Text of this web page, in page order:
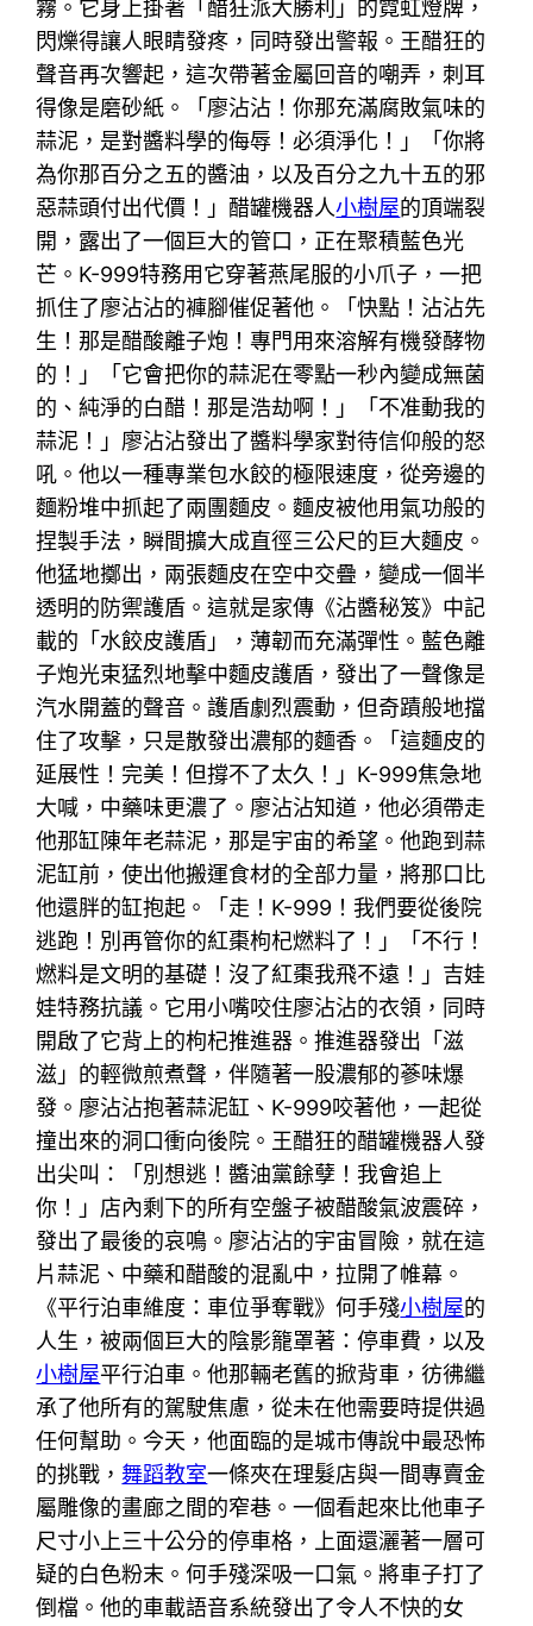
霧。它身上掛著「醋狂派大勝利」的霓虹燈牌，
閃爍得讓人眼睛發疼，同時發出警報。王醋狂的
聲音再次響起，這次帶著金屬回音的嘲弄，刺耳
得像是磨砂紙。「廖沾沾！你那充滿腐敗氣味的
蒜泥，是對醬料學的侮辱！必須淨化！」「你將
為你那百分之五的醬油，以及百分之九十五的邪
惡蒜頭付出代價！」醋罐機器人小樹屋的頂端裂
開，露出了一個巨大的管口，正在聚積藍色光
芒。K-999特務用它穿著燕尾服的小爪子，一把
抓住了廖沾沾的褲腳催促著他。「快點！沾沾先
生！那是醋酸離子炮！專門用來溶解有機發酵物
的！」「它會把你的蒜泥在零點一秒內變成無菌
的、純淨的白醋！那是浩劫啊！」「不准動我的
蒜泥！」廖沾沾發出了醬料學家對待信仰般的怒
吼。他以一種專業包水餃的極限速度，從旁邊的
麵粉堆中抓起了兩團麵皮。麵皮被他用氣功般的
捏製手法，瞬間擴大成直徑三公尺的巨大麵皮。
他猛地擲出，兩張麵皮在空中交疊，變成一個半
透明的防禦護盾。這就是家傳《沾醬秘笈》中記
載的「水餃皮護盾」，薄韌而充滿彈性。藍色離
子炮光束猛烈地擊中麵皮護盾，發出了一聲像是
汽水開蓋的聲音。護盾劇烈震動，但奇蹟般地擋
住了攻擊，只是散發出濃郁的麵香。「這麵皮的
延展性！完美！但撐不了太久！」K-999焦急地
大喊，中藥味更濃了。廖沾沾知道，他必須帶走
他那缸陳年老蒜泥，那是宇宙的希望。他跑到蒜
泥缸前，使出他搬運食材的全部力量，將那口比
他還胖的缸抱起。「走！K-999！我們要從後院
逃跑！別再管你的紅棗枸杞燃料了！」「不行！
燃料是文明的基礎！沒了紅棗我飛不遠！」吉娃
娃特務抗議。它用小嘴咬住廖沾沾的衣領，同時
開啟了它背上的枸杞推進器。推進器發出「滋
滋」的輕微煎煮聲，伴隨著一股濃郁的蔘味爆
發。廖沾沾抱著蒜泥缸、K-999咬著他，一起從
撞出來的洞口衝向後院。王醋狂的醋罐機器人發
出尖叫：「別想逃！醬油黨餘孽！我會追上
你！」店內剩下的所有空盤子被醋酸氣波震碎，
發出了最後的哀鳴。廖沾沾的宇宙冒險，就在這
片蒜泥、中藥和醋酸的混亂中，拉開了帷幕。
《平行泊車維度：車位爭奪戰》何手殘小樹屋的
人生，被兩個巨大的陰影籠罩著：停車費，以及
小樹屋平行泊車。他那輛老舊的掀背車，彷彿繼
承了他所有的駕駛焦慮，從未在他需要時提供過
任何幫助。今天，他面臨的是城市傳說中最恐怖
的挑戰， 舞蹈教室一條夾在理髮店與一間專賣金
屬雕像的畫廊之間的窄巷。一個看起來比他車子
尺寸小上三十公分的停車格，上面還灑著一層可
疑的白色粉末。何手殘深吸一口氣。將車子打了
倒檔。他的車載語音系統發出了令人不快的女